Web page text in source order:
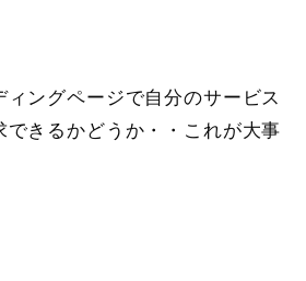
ィングページで自分のサービス
できるかどうか・・これが大事